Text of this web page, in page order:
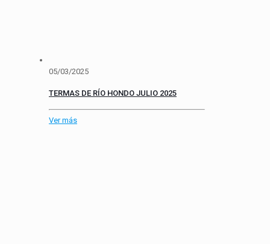
05/03/2025
TERMAS DE RÍO HONDO JULIO 2025
Ver más